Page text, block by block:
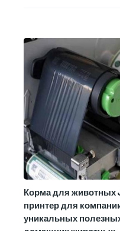
Корма для животных
принтер для
уникальных